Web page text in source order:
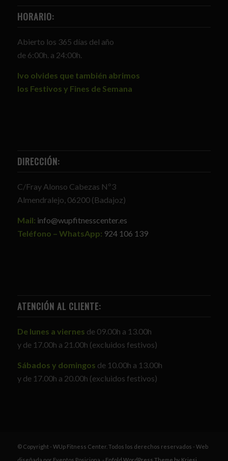
HORARIO:
Abierto los 365 días del año
de 6:00h. a 24:00h.
Ivo olvides que también abrimos
los Festivos y Fines de Semana
DIRECCIÓN:
C/Fray Alonso Cabezas Nº3
Almendralejo, 06200 (Badajoz)
Mail: info@wupfitnesscenter.es
Teléfono – WhatsApp: 924 106 139
ATENCIÓN AL CLIENTE:
De lunes a viernes de 09.00h a 13.00h
y de 17.00h a 21.00h (excluidos festivos)
Sábados y domingos de 10.00h a 13.00h
y de 17.00h a 20.00h (excluidos festivos)
© Copyright - WUp Fitness Center. Todos los derechos reservados - Web